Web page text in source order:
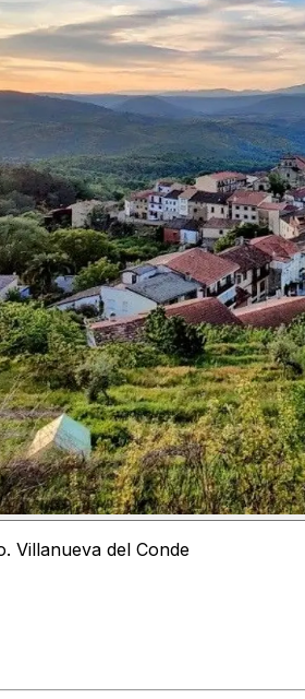
Villanueva del Conde